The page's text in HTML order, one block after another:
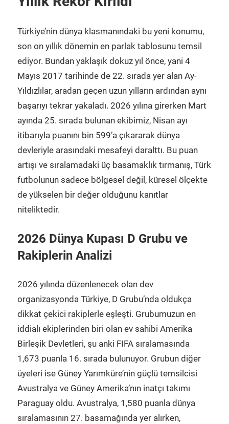
Türkiye’nin dünya klasmanındaki bu yeni konumu,
son on yıllık dönemin en parlak tablosunu temsil
ediyor. Bundan yaklaşık dokuz yıl önce, yani 4
Mayıs 2017 tarihinde de 22. sırada yer alan Ay-
Yıldızlılar, aradan geçen uzun yılların ardından aynı
başarıyı tekrar yakaladı. 2026 yılına girerken Mart
ayında 25. sırada bulunan ekibimiz, Nisan ayı
itibarıyla puanını bin 599’a çıkararak dünya
devleriyle arasındaki mesafeyi daralttı. Bu puan
artışı ve sıralamadaki üç basamaklık tırmanış, Türk
futbolunun sadece bölgesel değil, küresel ölçekte
de yükselen bir değer olduğunu kanıtlar
niteliktedir.
2026 Dünya Kupası D Grubu ve
Rakiplerin Analizi
2026 yılında düzenlenecek olan dev
organizasyonda Türkiye, D Grubu’nda oldukça
dikkat çekici rakiplerle eşleşti. Grubumuzun en
iddialı ekiplerinden biri olan ev sahibi Amerika
Birleşik Devletleri, şu anki FIFA sıralamasında
1,673 puanla 16. sırada bulunuyor. Grubun diğer
üyeleri ise Güney Yarımküre’nin güçlü temsilcisi
Avustralya ve Güney Amerika’nın inatçı takımı
Paraguay oldu. Avustralya, 1,580 puanla dünya
sıralamasının 27. basamağında yer alırken,